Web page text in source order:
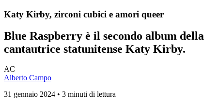
Katy Kirby, zirconi cubici e amori queer
Blue Raspberry è il secondo album della
cantautrice statunitense Katy Kirby.
AC
Alberto Campo
31 gennaio 2024 • 3 minuti di lettura